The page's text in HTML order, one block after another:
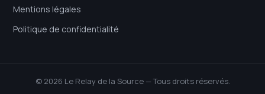
Mentions légales
Politique de confidentialité
© 2026 Le Relay de la Source — Tous droits réservés.